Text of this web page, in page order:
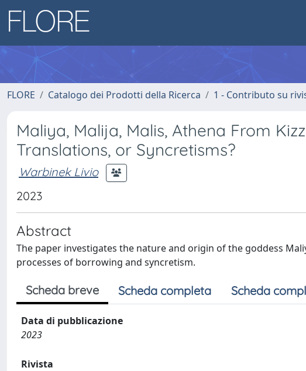
FLORE Catalogo dei Prodotti della Ricerca 1 - Contributo su
Maliya, Malija, Malis, Athena From
Translations, or Syncretisms?
Warbinek Livio
2023
Abstract
The paper investigates the nature and origin of the goddess
processes of borrowing and syncretism.
Scheda breve Scheda completa Scheda
Data di pubblicazione
2023
Rivista